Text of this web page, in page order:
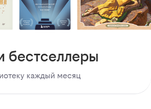
бестселлеры
каждый месяц